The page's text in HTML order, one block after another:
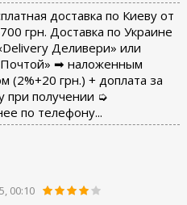
доставка по Киеву от
грн. Доставка по Украине
Деливери» или
➡ наложенным
(2%+20 грн.) + доплата за
при получении ➭
по телефону...
00:10